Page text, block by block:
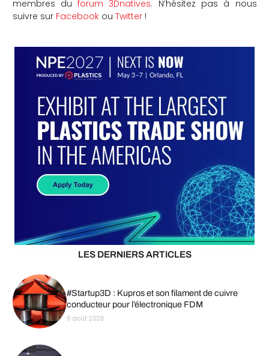
membres duforum 3Dnatives. N’hésitez pas à nous
suivre sur Facebookou Twitter!
LES DERNIERS ARTICLES
#Startup3D : Kupros et son filament de cuivre
conducteur pour l’électronique FDM
6 août 2026